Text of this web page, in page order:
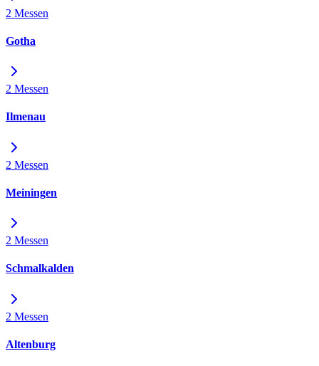
2 Messen
Gotha
2 Messen
Ilmenau
2 Messen
Meiningen
2 Messen
Schmalkalden
2 Messen
Altenburg